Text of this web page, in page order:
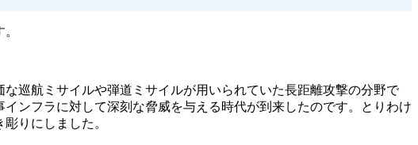
巡航ミサイルや弾道ミサイルが用いられていた長距離攻撃の分野で
ンフラに対して深刻な脅威を与える時代が到来したのです。とりわけ
りにしました。